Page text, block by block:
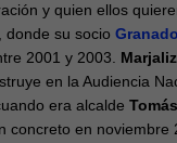
y quien ellos
donde su socio
2001 y 2003.
en la Audiencia
era alcalde
concreto en